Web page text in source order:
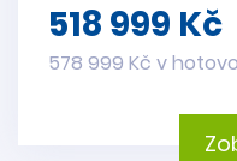
518 999 Kč
578 999 Kč v